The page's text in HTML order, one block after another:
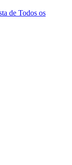
de Todos os